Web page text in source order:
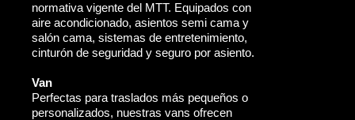
normativa vigente del MTT. Equipados con
aire acondicionado, asientos semi cama y
salón cama, sistemas de entretenimiento,
cinturón de seguridad y seguro por asiento.
Van
Perfectas para traslados más pequeños o
personalizados, nuestras vans ofrecen